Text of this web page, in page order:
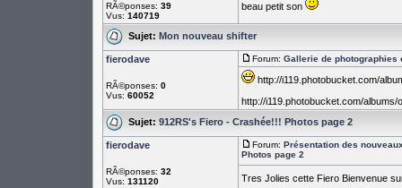
RÃ©ponses: 39
Vus: 140719
beau petit son
Sujet: Mon nouveau shifter
fierodave
RÃ©ponses: 0
Vus: 60052
Forum: Gallerie de photographies
http://i119.photobucket.com/
http://i119.photobucket.com/albums/
Sujet: 912RS's Fiero - Crashée!!! Photos page 2
fierodave
RÃ©ponses: 32
Vus: 131120
Forum: Présentation des
Photos page 2
Tres Jolies cette Fiero Bienvenue